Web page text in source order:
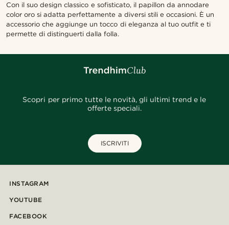
Con il suo design classico e sofisticato, il papillon da annodare
color oro si adatta perfettamente a diversi stili e occasioni. È un
accessorio che aggiunge un tocco di eleganza al tuo outfit e ti
permette di distinguerti dalla folla.
Scopri per primo tutte le novità, gli ultimi trend e le
offerte speciali.
ISCRIVITI
INSTAGRAM
YOUTUBE
FACEBOOK